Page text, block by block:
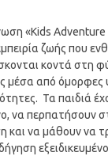
«Kids
ζωής που
κοντά στη
μέσα από όμορφες
Τα παιδιά
να περπατήσουν
και να μάθουν να